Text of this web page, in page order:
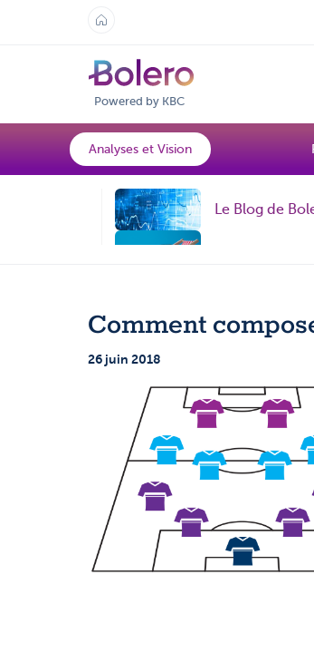
Powered by KBC
Analyses et Vision
Le Blog de
Comment
26 juin 2018